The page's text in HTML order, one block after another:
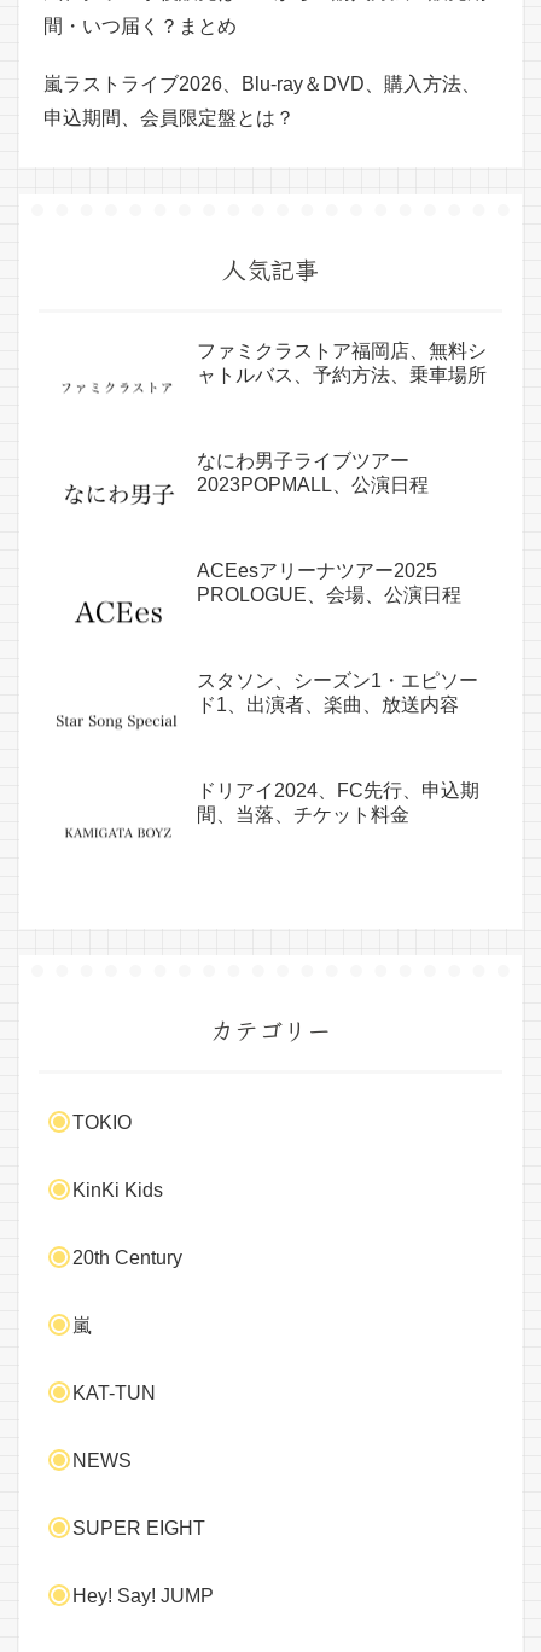
間・いつ届く？まとめ
嵐ラストライブ2026、Blu-ray＆DVD、購入方法、
申込期間、会員限定盤とは？
人気記事
ファミクラストア福岡店、無料シ
ャトルバス、予約方法、乗車場所
なにわ男子ライブツアー
2023POPMALL、公演日程
ACEesアリーナツアー2025
PROLOGUE、会場、公演日程
スタソン、シーズン1・エピソー
ド1、出演者、楽曲、放送内容
ドリアイ2024、FC先行、申込期
間、当落、チケット料金
カテゴリー
TOKIO
KinKi Kids
20th Century
嵐
KAT-TUN
NEWS
SUPER EIGHT
Hey! Say! JUMP